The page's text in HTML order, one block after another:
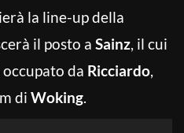
la line-up della
il posto a Sainz, il cui
da Ricciardo,
di Woking.